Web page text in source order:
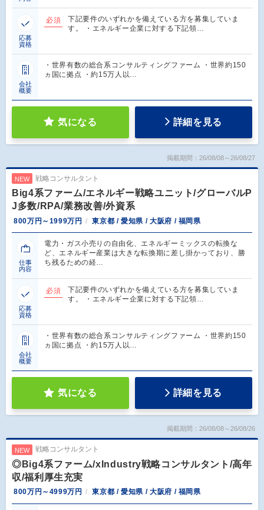
応募
資格
必須
下記要件のいずれかを備えている方を募集していま
す。 ・エネルギー企業に対する下記領…
会社
概要
・世界有数の総合系コンサルティングファーム ・世界約150
ヵ国に拠点 ・約15万人以…
気になる 詳細を見る
掲載期間：26/08/08～26/08/27
NEW 戦略コンサルタント
Big4系ファーム/エネルギー戦略ユニット/グローバルP
J多数/RPA/業務改善/外資系
800万円～1999万円 東京都 / 愛知県 / 大阪府 / 福岡県
仕事
内容
電力・ガス小売りの自由化、エネルギーミックスの転換な
ど、エネルギー産業は大きな転換期に差し掛かっており、勝
ち残るための経…
応募
資格
必須
下記要件のいずれかを備えている方を募集していま
す。 ・エネルギー企業に対する下記領…
会社
概要
・世界有数の総合系コンサルティングファーム ・世界約150
ヵ国に拠点 ・約15万人以…
気になる 詳細を見る
掲載期間：26/08/08～26/08/26
NEW 戦略コンサルタント
◎Big4系ファーム/xIndustry戦略コンサルタント/高年
収/福利厚生充実
800万円～4999万円 東京都 / 愛知県 / 大阪府 / 福岡県